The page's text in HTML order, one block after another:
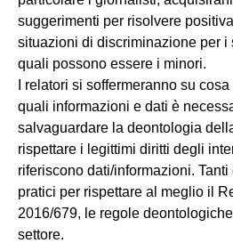
suggerimenti per risolvere
situazioni di discriminazione per i
quali possono essere i minori.
I relatori si soffermeranno su
quali informazioni e dati è
salvaguardare la deontologia
rispettare i legittimi diritti degli
riferiscono dati/informazioni.
pratici per rispettare al meglio il
2016/679, le regole
settore.